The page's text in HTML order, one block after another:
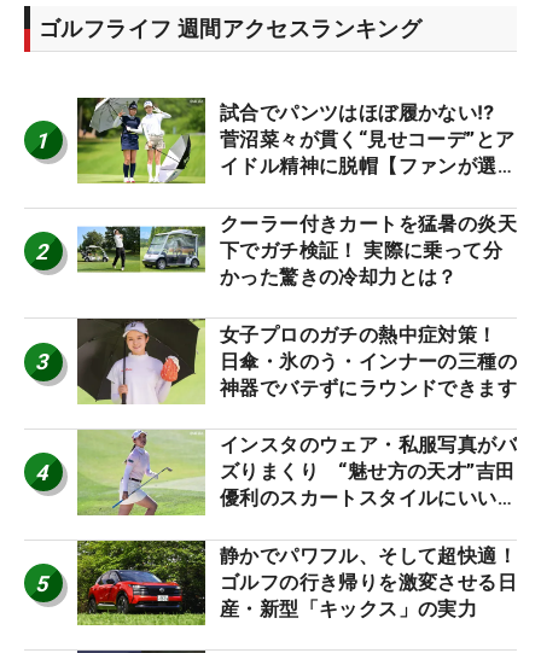
ゴルフライフ 週間アクセスランキング
1
試合でパンツはほぼ履かない⁉
菅沼菜々が貫く“見せコーデ”とア
イドル精神に脱帽【ファンが選ぶ
2
クーラー付きカートを猛暑の炎天
下でガチ検証！ 実際に乗って分
かった驚きの冷却力とは？
3
女子プロのガチの熱中症対策！
日傘・氷のう・インナーの三種の
神器でバテずにラウンドできます
4
インスタのウェア・私服写真がバ
ズりまくり “魅せ方の天才”吉田
優利のスカートスタイルにいい
5
静かでパワフル、そして超快適！
ゴルフの行き帰りを激変させる日
産・新型「キックス」の実力